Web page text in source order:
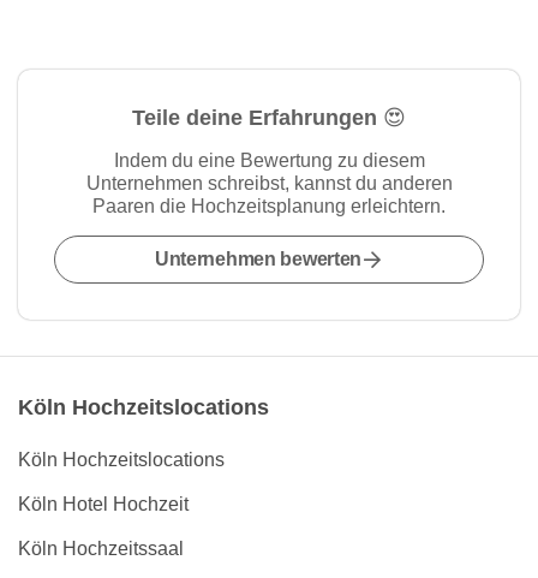
Teile deine Erfahrungen 😍
Indem du eine Bewertung zu diesem
Unternehmen schreibst, kannst du anderen
Paaren die Hochzeitsplanung erleichtern.
Unternehmen bewerten
Köln Hochzeitslocations
Köln Hochzeitslocations
Köln Hotel Hochzeit
Köln Hochzeitssaal